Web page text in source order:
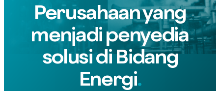
Perusahaan yang
menjadi penyedia
solusi di Bidang
Energi